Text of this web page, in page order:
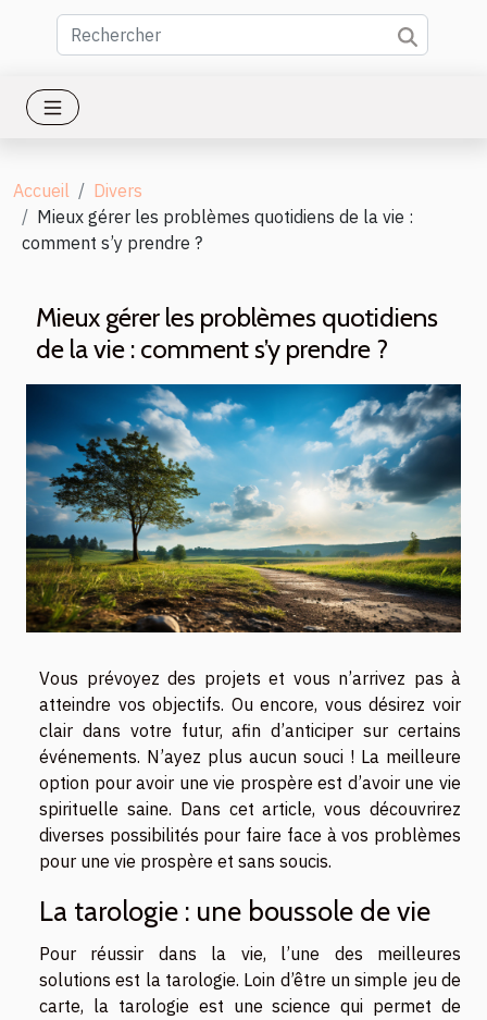
Accueil
Divers
Mieux gérer les problèmes quotidiens de la vie :
comment s’y prendre ?
Mieux gérer les problèmes quotidiens
de la vie : comment s’y prendre ?
Vous prévoyez des projets et vous n’arrivez pas à
atteindre vos objectifs. Ou encore, vous désirez voir
clair dans votre futur, afin d’anticiper sur certains
événements. N’ayez plus aucun souci ! La meilleure
option pour avoir une vie prospère est d’avoir une vie
spirituelle saine. Dans cet article, vous découvrirez
diverses possibilités pour faire face à vos problèmes
pour une vie prospère et sans soucis.
La tarologie : une boussole de vie
Pour réussir dans la vie, l’une des meilleures
solutions est la tarologie. Loin d’être un simple jeu de
carte, la tarologie est une science qui permet de